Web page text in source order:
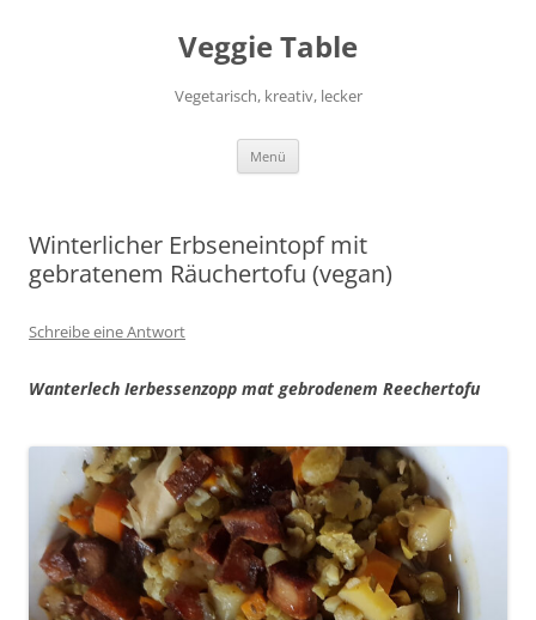
Veggie Table
Vegetarisch, kreativ, lecker
Menü
Winterlicher Erbseneintopf mit
gebratenem Räuchertofu (vegan)
Schreibe eine Antwort
Wanterlech Ierbessenzopp mat gebrodenem Reechertofu